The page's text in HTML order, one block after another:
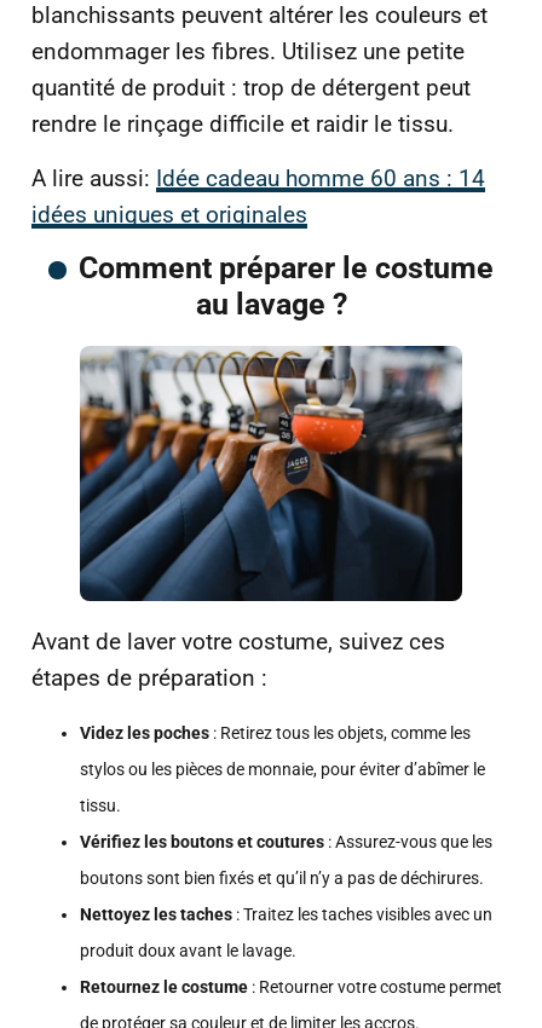
blanchissants peuvent altérer les couleurs et
endommager les fibres. Utilisez une petite
quantité de produit : trop de détergent peut
rendre le rinçage difficile et raidir le tissu.
A lire aussi: Idée cadeau homme 60 ans : 14
idées uniques et originales
Comment préparer le costume
au lavage ?
Avant de laver votre costume, suivez ces
étapes de préparation :
Videz les poches : Retirez tous les objets, comme les
stylos ou les pièces de monnaie, pour éviter d’abîmer le
tissu.
Vérifiez les boutons et coutures : Assurez-vous que les
boutons sont bien fixés et qu’il n’y a pas de déchirures.
Nettoyez les taches : Traitez les taches visibles avec un
produit doux avant le lavage.
Retournez le costume : Retourner votre costume permet
de protéger sa couleur et de limiter les accros.